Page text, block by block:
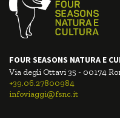
FOUR SEASONS NATURA E
Via degli Ottavi 35 - 00174
+39.06.27800984
infoviaggi@fsnc.it